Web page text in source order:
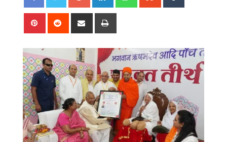
Pinterest Reddit
Share